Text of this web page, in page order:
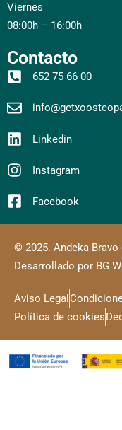
Viernes
08:00h – 16:00h
Contacto
652 75 66 00
Linkedin
Instagram
Facebook
© 2025. Andeka Bravo
Desarrollado por BG
Aviso Legal
Política de cookies